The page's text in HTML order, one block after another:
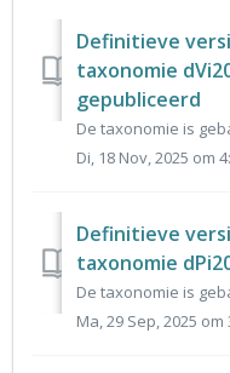
Definitieve
taxonomie
gepubliceerd
Di, 18 Nov, 2025 om
Definitieve
taxonomie
Ma, 29 Sep, 2025 om